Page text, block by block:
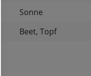
Sonne
Beet, Topf